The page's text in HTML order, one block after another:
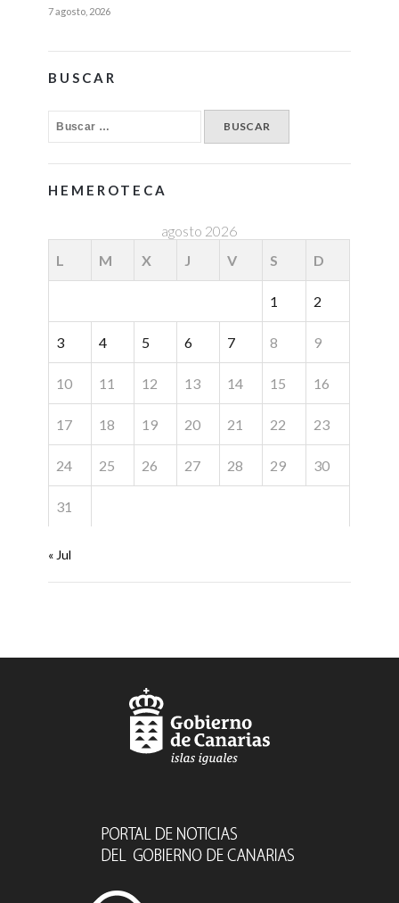
7 agosto, 2026
BUSCAR
HEMEROTECA
agosto 2026
L
M X J V S D
1 2
3 4 5 6 7 8 9
10 11 12 13 14 15 16
17 18 19 20 21 22 23
24 25 26 27 28 29 30
31
« Jul